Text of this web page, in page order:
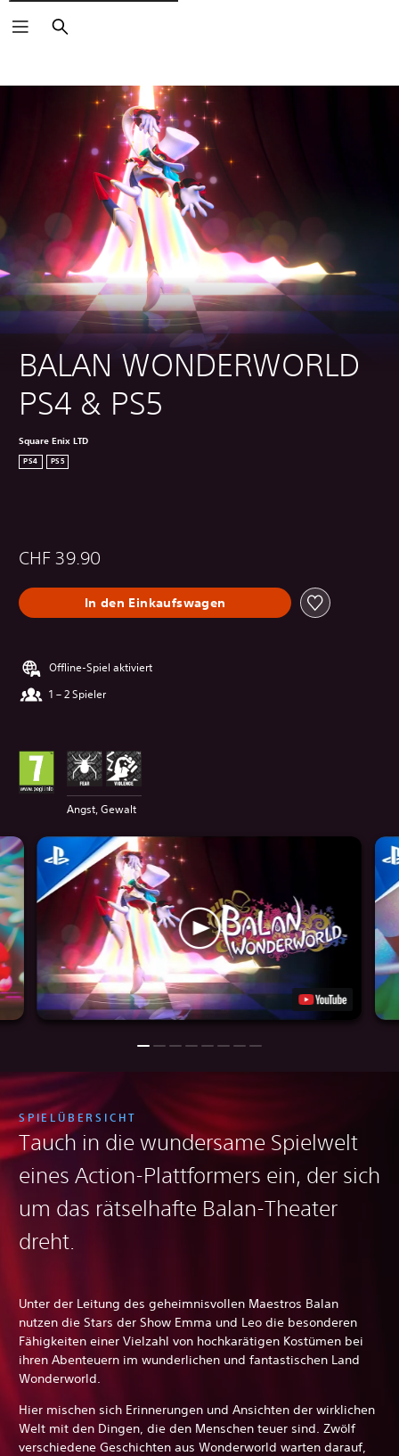
Suchen
BALAN WONDERWORLD
PS4 & PS5
Square Enix LTD
PS4 PS5
CHF 39.90
In den Einkaufswagen
Offline-Spiel aktiviert
1 – 2 Spieler
Angst, Gewalt
SPIELÜBERSICHT
Tauch in die wundersame Spielwelt
eines Action-Plattformers ein, der sich
um das rätselhafte Balan-Theater
dreht.
Unter der Leitung des geheimnisvollen Maestros Balan
nutzen die Stars der Show Emma und Leo die besonderen
Fähigkeiten einer Vielzahl von hochkarätigen Kostümen bei
ihren Abenteuern im wunderlichen und fantastischen Land
Wonderworld.
Hier mischen sich Erinnerungen und Ansichten der wirklichen
Welt mit den Dingen, die den Menschen teuer sind. Zwölf
verschiedene Geschichten aus Wonderworld warten darauf,